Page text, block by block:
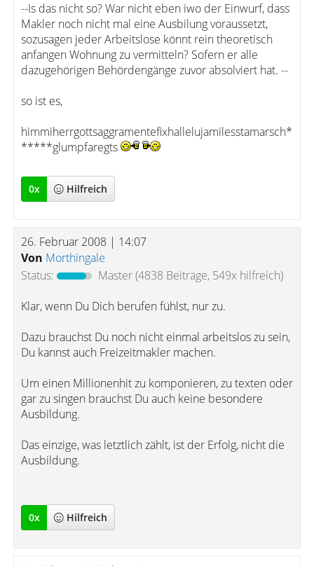
--Is das nicht so? War nicht eben iwo der Einwurf, dass
Makler noch nicht mal eine Ausbilung voraussetzt,
sozusagen jeder Arbeitslose könnt rein theoretisch
anfangen Wohnung zu vermitteln? Sofern er alle
dazugehörigen Behördengänge zuvor absolviert hat. --
so ist es,
himmiherrgottsaggramentefixhallelujamilesstamarsch*
*****glumpfaregts
0x Hilfreich
26. Februar 2008 | 14:07
Von Morthingale
Status:
Master(4838 Beiträge, 549x hilfreich)
Klar, wenn Du Dich berufen fühlst, nur zu.
Dazu brauchst Du noch nicht einmal arbeitslos zu sein,
Du kannst auch Freizeitmakler machen.
Um einen Millionenhit zu komponieren, zu texten oder
gar zu singen brauchst Du auch keine besondere
Ausbildung.
Das einzige, was letztlich zählt, ist der Erfolg, nicht die
Ausbildung.
0x Hilfreich